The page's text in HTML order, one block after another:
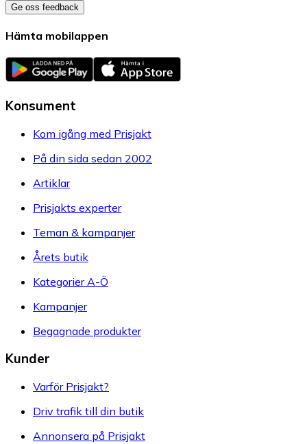
Ge oss feedback
Hämta mobilappen
Konsument
Kom igång med Prisjakt
På din sida sedan 2002
Artiklar
Prisjakts experter
Teman & kampanjer
Årets butik
Kategorier A-Ö
Kampanjer
Begagnade produkter
Kunder
Varför Prisjakt?
Driv trafik till din butik
Annonsera på Prisjakt